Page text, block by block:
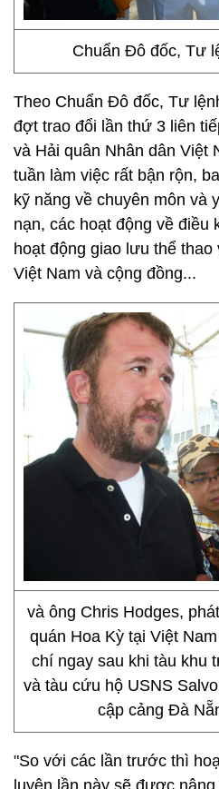
Chuẩn Đô đốc, Tư
Theo Chuẩn Đô đốc, Tư
đợt trao đổi lần thứ 3 liên
và Hải quân Nhân dân Việt
tuần làm việc rất bận rộn,
kỹ năng về chuyên môn và
nạn, các hoạt động về điều
hoạt động giao lưu thể
Việt Nam và cộng đồng...
và ông Chris Hodges,
quán Hoa Kỳ tại Việt
chí ngay sau khi tàu khu
và tàu cứu hộ USNS
cập cảng Đà
"So với các lần trước thì
luyện lần này sẽ được